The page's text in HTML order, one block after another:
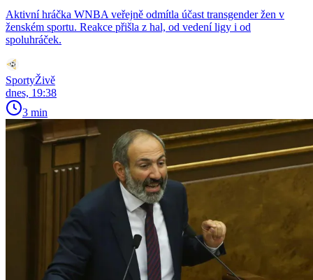
Aktivní hráčka WNBA veřejně odmítla účast transgender žen v
ženském sportu. Reakce přišla z hal, od vedení ligy i od
spoluhráček.
SportyŽivě
dnes, 19:38
3 min